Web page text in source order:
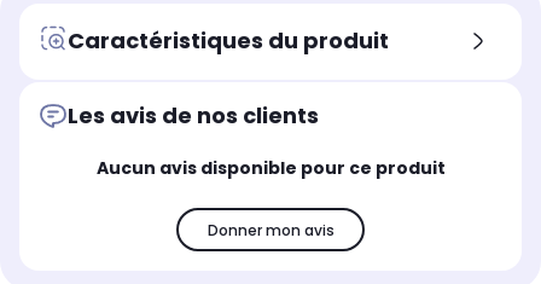
Caractéristiques du produit
Les avis de nos clients
Aucun avis disponible pour ce produit
Donner mon avis